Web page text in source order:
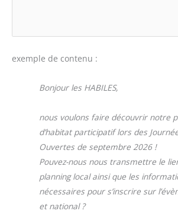
exemple de contenu :
Bonjour les HABILES,
nous voulons faire découvrir notre
d’habitat participatif lors des
Ouvertes de septembre 2026 !
Pouvez-nous nous transmettre le
planning local ainsi que les
nécessaires pour s’inscrire sur
et national ?